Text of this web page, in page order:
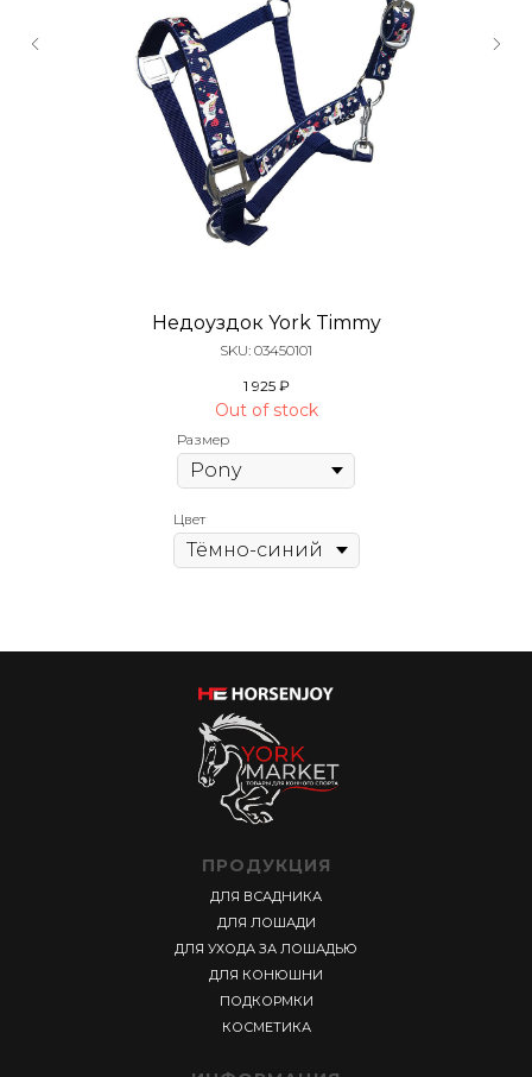
Недоуздок York Timmy
SKU: 03450101
1 925 ₽
Out of stock
Размер
Цвет
ПРОДУКЦИЯ
ДЛЯ ВСАДНИКА
ДЛЯ ЛОШАДИ
ДЛЯ УХОДА ЗА ЛОШАДЬЮ
ДЛЯ КОНЮШНИ
ПОДКОРМКИ
КОСМЕТИКА